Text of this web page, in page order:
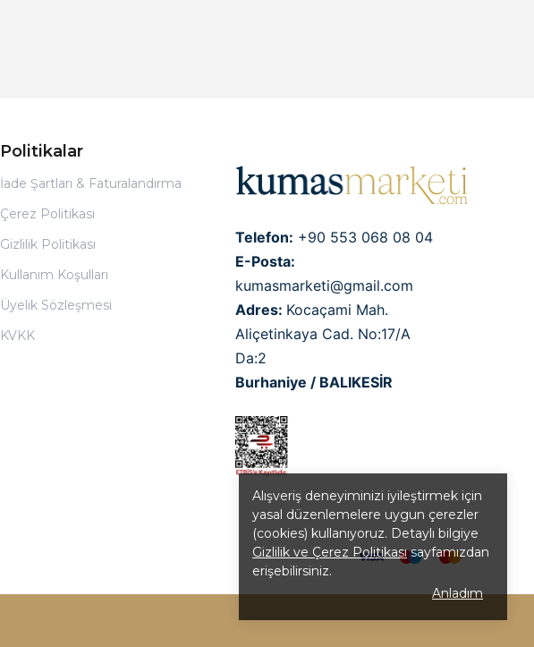
Alışveriş deneyiminizi iyileştirmek için
yasal düzenlemelere uygun çerezler
(cookies) kullanıyoruz. Detaylı bilgiye
Gizlilik ve Çerez Politikasısayfamızdan
erişebilirsiniz.
Anladım
Politikalar
İade Şartları & Faturalandırma
Çerez Politikası
Gizlilik Politikası
Kullanım Koşulları
Üyelik Sözleşmesi
KVKK
Telefon: +90 553 068 08 04
E-Posta:
kumasmarketi@gmail.com
Adres: Kocaçami Mah.
Aliçetinkaya Cad. No:17/A
Da:2
Burhaniye / BALIKESİR